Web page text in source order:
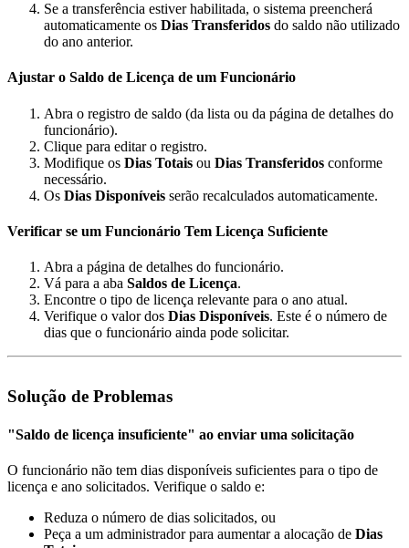
Se a transferência estiver habilitada, o sistema preencherá
automaticamente os Dias Transferidos do saldo não utilizado
do ano anterior.
Ajustar o Saldo de Licença de um Funcionário
Abra o registro de saldo (da lista ou da página de detalhes do
funcionário).
Clique para editar o registro.
Modifique os Dias Totais ou Dias Transferidos conforme
necessário.
Os Dias Disponíveis serão recalculados automaticamente.
Verificar se um Funcionário Tem Licença Suficiente
Abra a página de detalhes do funcionário.
Vá para a aba Saldos de Licença.
Encontre o tipo de licença relevante para o ano atual.
Verifique o valor dos Dias Disponíveis. Este é o número de
dias que o funcionário ainda pode solicitar.
Solução de Problemas
"Saldo de licença insuficiente" ao enviar uma solicitação
O funcionário não tem dias disponíveis suficientes para o tipo de
licença e ano solicitados. Verifique o saldo e:
Reduza o número de dias solicitados, ou
Peça a um administrador para aumentar a alocação de Dias